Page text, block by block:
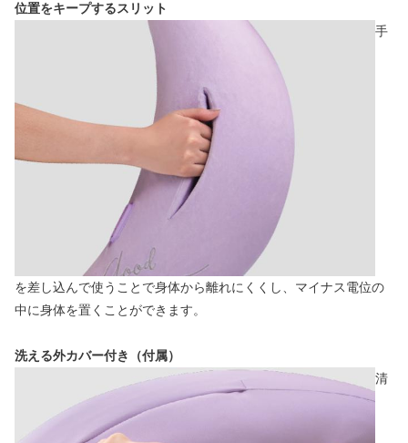
位置をキープするスリット
手
を差し込んで使うことで身体から離れにくくし、マイナス電位の
中に身体を置くことができます。
洗える外カバー付き（付属）
清